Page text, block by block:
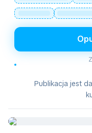
Publikacja jest